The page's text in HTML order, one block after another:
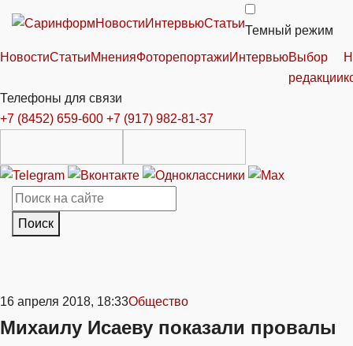
НовостиИнтервьюСтатьи
Темный режим
НовостиСтатьиМненияФоторепортажиИнтервьюВыбор
редакции
Телефоны для связи
+7 (8452) 659-600 +7 (917) 982-81-37
Поиск
16 апреля 2018, 18:33Общество
Михаилу Исаеву показали провалы